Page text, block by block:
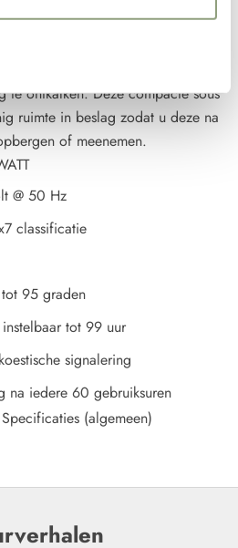
temperatuur. Een pieptoon geeft
te ontkalken. Deze compacte sous
ruimte in beslag zodat u deze na
of meenemen.
@ 50 Hz
classificatie
95 graden
tot 99 uur
signalering
na iedere 60 gebruiksuren
(algemeen)